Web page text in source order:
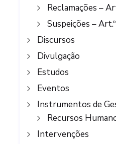
Reclamações –
Suspeições –
Discursos
Divulgação
Estudos
Eventos
Instrumentos de
Recursos
Intervenções